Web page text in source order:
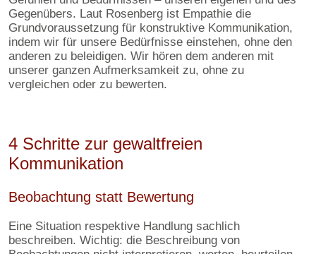
Gegenübers. Laut Rosenberg ist Empathie die
Grundvoraussetzung für konstruktive Kommunikation,
indem wir für unsere Bedürfnisse einstehen, ohne den
anderen zu beleidigen. Wir hören dem anderen mit
unserer ganzen Aufmerksamkeit zu, ohne zu
vergleichen oder zu bewerten.
4 Schritte zur gewaltfreien
Kommunikation
Beobachtung statt Bewertung
Eine Situation respektive Handlung sachlich
beschreiben. Wichtig: die Beschreibung von